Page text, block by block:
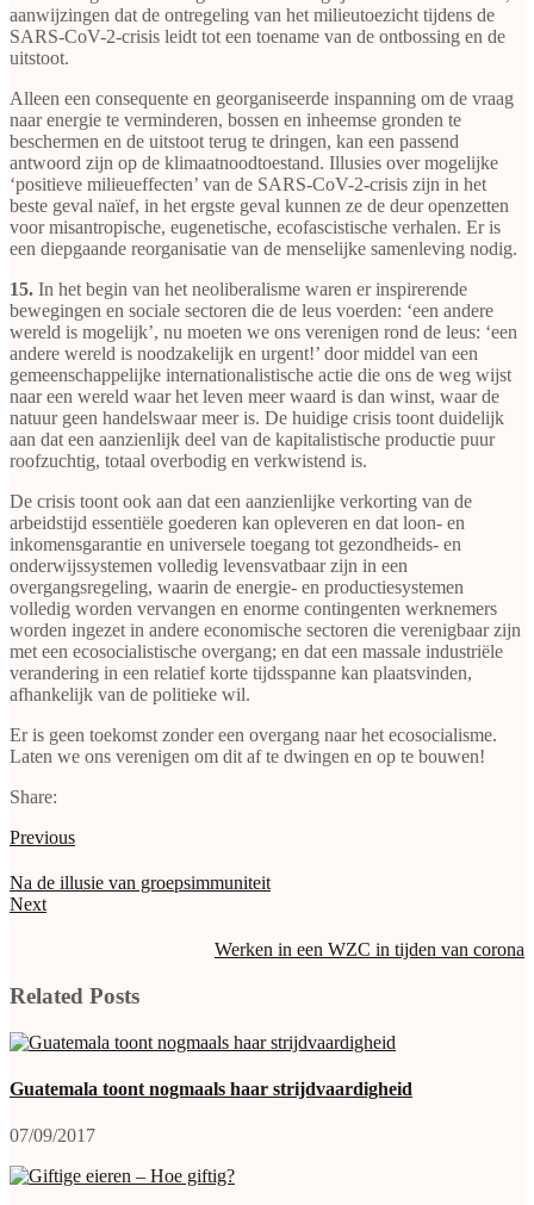
aanwijzingen dat de ontregeling van het milieutoezicht tijdens de
SARS-CoV-2-crisis leidt tot een toename van de ontbossing en de
uitstoot.
Alleen een consequente en georganiseerde inspanning om de vraag
naar energie te verminderen, bossen en inheemse gronden te
beschermen en de uitstoot terug te dringen, kan een passend
antwoord zijn op de klimaatnoodtoestand. Illusies over mogelijke
‘positieve milieueffecten’ van de SARS-CoV-2-crisis zijn in het
beste geval naïef, in het ergste geval kunnen ze de deur openzetten
voor misantropische, eugenetische, ecofascistische verhalen. Er is
een diepgaande reorganisatie van de menselijke samenleving nodig.
15. In het begin van het neoliberalisme waren er inspirerende
bewegingen en sociale sectoren die de leus voerden: ‘een andere
wereld is mogelijk’, nu moeten we ons verenigen rond de leus: ‘een
andere wereld is noodzakelijk en urgent!’ door middel van een
gemeenschappelijke internationalistische actie die ons de weg wijst
naar een wereld waar het leven meer waard is dan winst, waar de
natuur geen handelswaar meer is. De huidige crisis toont duidelijk
aan dat een aanzienlijk deel van de kapitalistische productie puur
roofzuchtig, totaal overbodig en verkwistend is.
De crisis toont ook aan dat een aanzienlijke verkorting van de
arbeidstijd essentiële goederen kan opleveren en dat loon- en
inkomensgarantie en universele toegang tot gezondheids- en
onderwijssystemen volledig levensvatbaar zijn in een
overgangsregeling, waarin de energie- en productiesystemen
volledig worden vervangen en enorme contingenten werknemers
worden ingezet in andere economische sectoren die verenigbaar zijn
met een ecosocialistische overgang; en dat een massale industriële
verandering in een relatief korte tijdsspanne kan plaatsvinden,
afhankelijk van de politieke wil.
Er is geen toekomst zonder een overgang naar het ecosocialisme.
Laten we ons verenigen om dit af te dwingen en op te bouwen!
Share:
Previous
Na de illusie van groepsimmuniteit
Next
Werken in een WZC in tijden van corona
Related Posts
Guatemala toont nogmaals haar strijdvaardigheid
07/09/2017